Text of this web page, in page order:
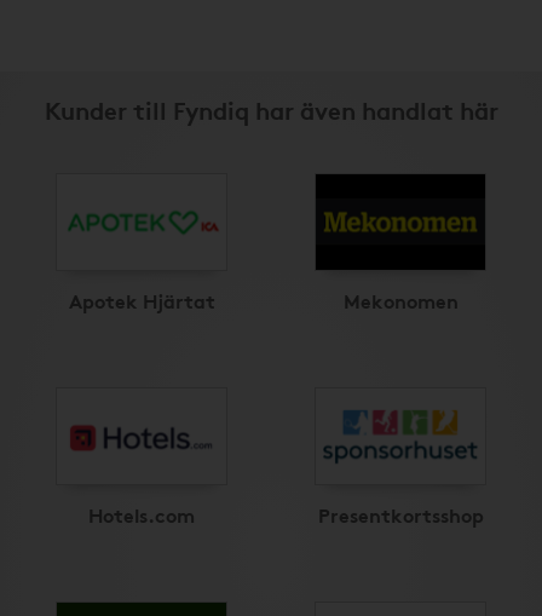
Kunder till Fyndiq har även handlat här
Apotek Hjärtat Mekonomen
Hotels.com Presentkortsshop